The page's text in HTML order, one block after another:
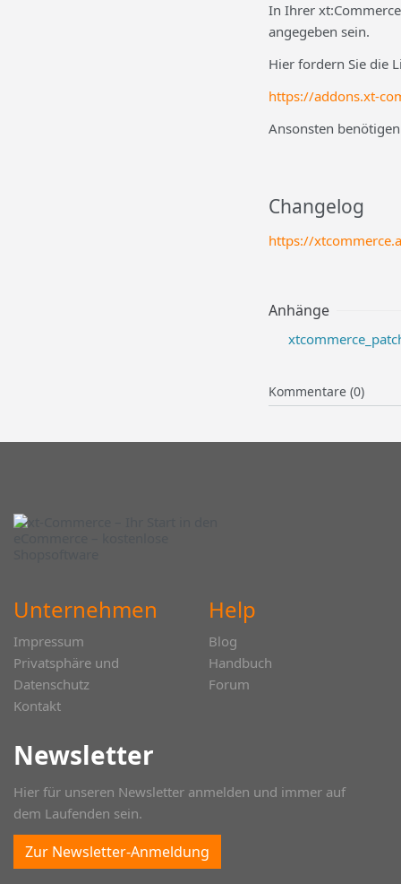
In Ihrer
angegeben sein.
Hier fordern Sie die
https://addons.xt-
Ansonsten
Changelog
https://
Anhänge
Kommentare (0)
Unternehmen
Impressum
Privatsphäre und
Datenschutz
Kontakt
Help
Blog
Handbuch
Forum
Newsletter
Hier für unseren Newsletter anmelden und immer auf
dem Laufenden sein.
Zur Newsletter-Anmeldung